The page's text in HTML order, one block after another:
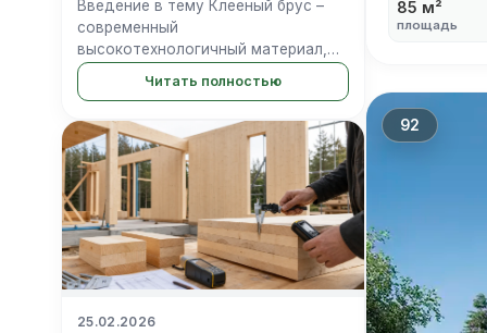
Введение в тему Клееный брус –
современный
высокотехнологичный материал,
который приобрел заслуженную
популярность в деревянном
превосходным характеристикам.
Он производится путем склеиван...
Читать полностью
25.02.2026
85 м²
площадь
92